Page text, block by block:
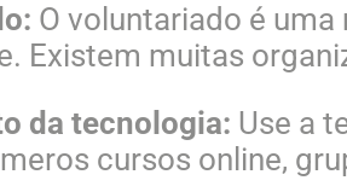
O voluntariado é
Existem muitas
da tecnologia: Use a
cursos online,